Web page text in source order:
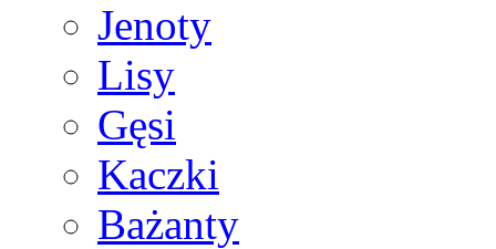
Jenoty
Lisy
Gęsi
Kaczki
Bażanty